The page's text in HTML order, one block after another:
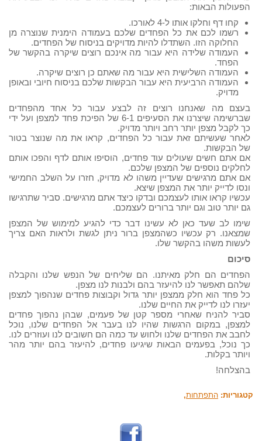
הפעולות הבאות:
קחו דף וחלקו אותו ל-4 לאורכו.
רשמו לכם את כל הפחדים שלכם בעמודה הימנית שנוצרה מן
החלוקה הזו. השתדלו להיות מדויקים בניסוח של הפחדים.
העמודה שלידה היא עבור מה אינכם רוצים שיקרה בהקשר של
הפחד.
העמודה השלישית היא עבור מה שאתם כן רוצים שיקרה.
העמודה הרביעית היא עבור הבקשות שלכם בניסוח חיובי ובאופן
מדויק.
בעצם מה שאנחנו רוצים זה לבצע עבור כל אחד מהפחדים
שברשימה שיצרנו את הסעיפים 6-1 של הפיכת פחד למצפן ועל ידי
כך לקבל מצפן יותר רחב ויותר מדויק.
לאחר שעשיתם זאת עבור כל הפחדים, קראו את מה שנוצר בטור
של הבקשות.
אם אתם חשים שעולים עוד פחדים, הוסיפו אותם לדף והפכו אותם
לחלקים נוספים של המצפן שלכם.
אם אתם מרגישים שעדיין משהו לא מדויק, חזרו על השלב החמישי
ונסו לדייק יותר את המצפן שיצא.
עכשיו קראו אותו לעצמכם ובדקו כיצד אתם מרגישים. סביר שתרגישו
גם יותר טוב וגם יותר ברורים לעצמכם.
שימו לב שעד כאן לא עשינו דבר כדי להגיע למימוש של המצפן
שמצאנו. רק עכשיו כשהמצפן ברור ניתן לגשת ולראות האם צריך
לעשות משהו בהקשר שלו.
סיכום
הפחדים הם חלק מאיתנו. הם שליחים של הנפש שלנו והקבלה
שלהם תאפשר לנו להיעזר בהם ולבנות לנו מצפן.
כל פחד הוא חלק ממצפן יותר גדול וקבוצות פחדים שנהפוך למצפן
יעזרו לנו לדייק את החיים שלנו.
סביר להניח שאחרי מספר קטן של פעמים, שבהן נהפוך פחדים
למצפן, במקום הרגשות שהיו לנו בעבר אל הפחדים שלנו, נוכל
לחבב את הפחדים שלנו ולחוש עד כמה הם חשובים לנו ועוזרים לנו.
כך נוכל, בפעמים הבאות שיגיעו פחדים, להיעזר בהם יותר מהר
ויותר בקלות.
בהצלחה!
קטגוריות: התפתחות,